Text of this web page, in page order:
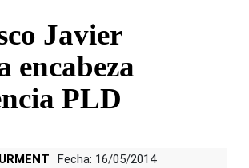
Javier
encabeza
PLD
Fecha: 16/05/2014